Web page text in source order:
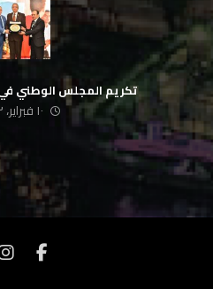
تكريم المجلس الوطني
١٠ فبراير، ٢٠٢٣